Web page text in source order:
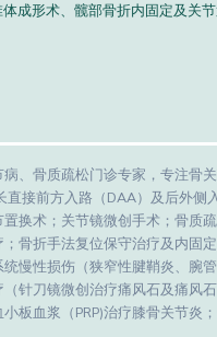
体成形术、髋部骨折内固定及关
、骨质疏松门诊专家，专注骨关
接前方入路（DAA）及后外侧
换术；关节镜微创手术；骨质
骨折手法复位保守治疗及内固
慢性损伤（狭窄性腱鞘炎、腕
针刀镜微创治疗痛风石及痛风
板血浆（PRP)治疗膝骨关节炎